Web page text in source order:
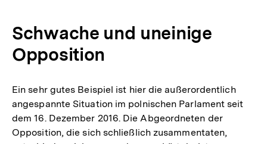
Schwache und uneinige
Opposition
Ein sehr gutes Beispiel ist hier die außerordentlich
angespannte Situation im polnischen Parlament seit
dem 16. Dezember 2016. Die Abgeordneten der
Opposition, die sich schließlich zusammentaten,